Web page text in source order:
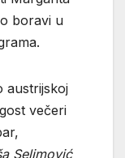
boravi u
austrijskoj
večeri
Selimović